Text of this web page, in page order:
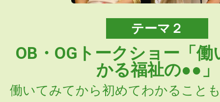
テーマ２
OB・OGトークショー「
かる福祉の●●」
働いてみてから初めてわかること